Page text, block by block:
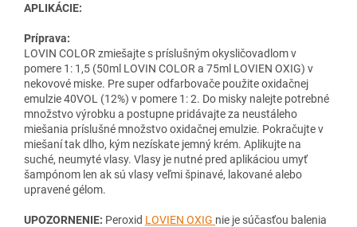
APLIKÁCIE:
Príprava:
LOVIN COLOR zmiešajte s príslušným okysličovadlom v
pomere 1: 1,5 (50ml LOVIN COLOR a 75ml LOVIEN OXIG) v
nekovové miske. Pre super odfarbovače použite oxidačnej
emulzie 40VOL (12%) v pomere 1: 2. Do misky nalejte potrebné
množstvo výrobku a postupne pridávajte za neustáleho
miešania príslušné množstvo oxidačnej emulzie. Pokračujte v
miešaní tak dlho, kým nezískate jemný krém. Aplikujte na
suché, neumyté vlasy. Vlasy je nutné pred aplikáciou umyť
šampónom len ak sú vlasy veľmi špinavé, lakované alebo
upravené gélom.
UPOZORNENIE: Peroxid LOVIEN OXIG nie je súčasťou balenia